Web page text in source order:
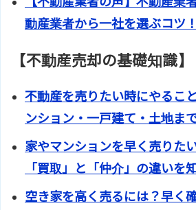
動産業者から一社を選ぶコツ！
【不動産売却の基礎知識】
不動産を売りたい時にやるこ
ンション・一戸建て・土地ま
家やマンションを早く売りた
「買取」と「仲介」の違いを
空き家を高く売るには？早く